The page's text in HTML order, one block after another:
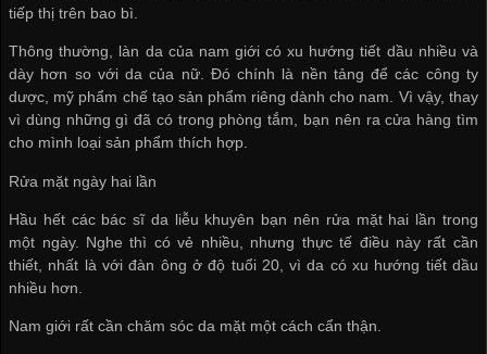
tiếp thị trên bao bì.
Thông thường, làn da của nam giới có xu hướng tiết dầu nhiều và
dày hơn so với da của nữ. Đó chính là nền tảng để các công ty
dược, mỹ phẩm chế tạo sản phẩm riêng dành cho nam. Vì vậy, thay
vì dùng những gì đã có trong phòng tắm, bạn nên ra cửa hàng tìm
cho mình loại sản phẩm thích hợp.
Rửa mặt ngày hai lần
Hầu hết các bác sĩ da liễu khuyên bạn nên rửa mặt hai lần trong
một ngày. Nghe thì có vẻ nhiều, nhưng thực tế điều này rất cần
thiết, nhất là với đàn ông ở độ tuổi 20, vì da có xu hướng tiết dầu
nhiều hơn.
Nam giới rất cần chăm sóc da mặt một cách cẩn thận.